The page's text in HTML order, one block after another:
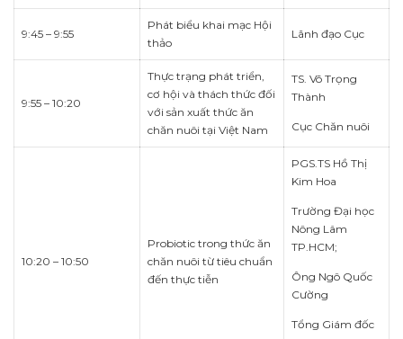
9:45 – 9:55
Phát biểu khai mạc Hội
thảo
Lãnh đạo Cục
9:55 – 10:20
Thực trạng phát triển,
cơ hội và thách thức đối
với sản xuất thức ăn
chăn nuôi tại Việt Nam
TS. Võ Trọng
Thành
Cục Chăn nuôi
10:20 – 10:50
Probiotic trong thức ăn
chăn nuôi từ tiêu chuẩn
đến thực tiễn
PGS.TS Hồ Thị
Kim Hoa
Trường Đại học
Nông Lâm
TP.HCM;
Ông Ngô Quốc
Cường
Tổng Giám đốc